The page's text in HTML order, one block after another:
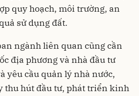
quy hoạch, môi trường, an
sử dụng đất.
ngành liên quan cũng cần
địa phương và nhà đầu tư
yêu cầu quản lý nhà nước,
thu hút đầu tư, phát triển kinh